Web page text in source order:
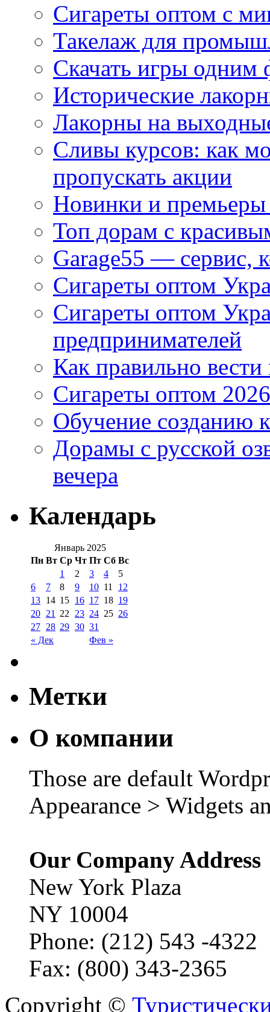
Сигареты оптом с
Такелаж для
Скачать игры одним
Исторические
Лакорны на
Сливы курсов: как
пропускать акции
Новинки и
Топ дорам с
Garage55 — сервис,
Сигареты оптом
Сигареты оптом
предпринимателей
Как правильно
Сигареты оптом
Обучение созданию
Дорамы с русской
вечера
Календарь
Январь 2025
Пн Вт Ср Чт Пт Сб Вс
« Дек Фев »
1 2 3 4
5
6
7 8 9 10 11
12
13 14 15 16 17 18 19
20 21 22 23 24 25 26
27 28 29 30 31
Метки
О компании
Those are default
Appearance > Widgets
Our Company Address
New York Plaza
NY 10004
Phone: (212) 543 -4322
Fax: (800) 343-2365
Copyright ©